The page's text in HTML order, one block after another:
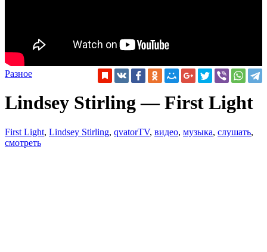
Разное
Lindsey Stirling — First Light
First Light, Lindsey Stirling, qvatorTV, видео, музыка, слушать,
смотреть